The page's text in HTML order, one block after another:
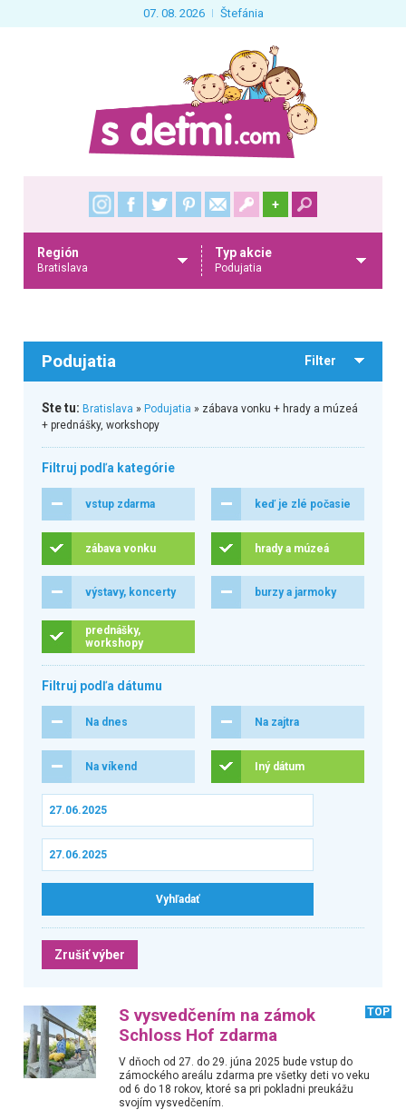
07. 08. 2026 Štefánia
+
Región
Bratislava
Typ akcie
Podujatia
Podujatia Filter
Ste tu: Bratislava » Podujatia » zábava vonku + hrady a múzeá
+ prednášky, workshopy
Filtruj podľa kategórie
vstup zdarma keď je zlé počasie
zábava vonku hrady a múzeá
výstavy, koncerty burzy a jarmoky
prednášky,
workshopy
Filtruj podľa dátumu
Na dnes Na zajtra
Na víkend Iný dátum
Zrušiť výber
S vysvedčením na zámok
Schloss Hof zdarma
TOP
V dňoch od 27. do 29. júna 2025 bude vstup do
zámockého areálu zdarma pre všetky deti vo veku
od 6 do 18 rokov, ktoré sa pri pokladni preukážu
svojím vysvedčením.